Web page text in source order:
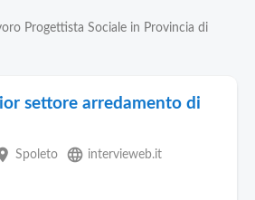
Progettista Sociale in Provincia di
settore arredamento di
Spoleto language intervieweb.it